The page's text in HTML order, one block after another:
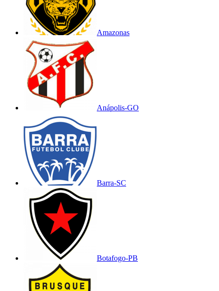
Amazonas
Anápolis-GO
Barra-SC
Botafogo-PB